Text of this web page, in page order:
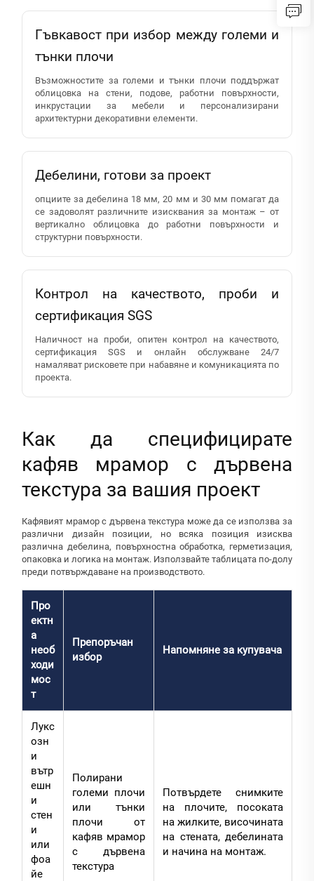
Гъвкавост при избор между големи и
тънки плочи
Възможностите за големи и тънки плочи поддържат
облицовка на стени, подове, работни повърхности,
инкрустации за мебели и персонализирани
архитектурни декоративни елементи.
Дебелини, готови за проект
опциите за дебелина 18 мм, 20 мм и 30 мм помагат да
се задоволят различните изисквания за монтаж – от
вертикално облицовка до работни повърхности и
структурни повърхности.
Контрол на качеството, проби и
сертификация SGS
Наличност на проби, опитен контрол на качеството,
сертификация SGS и онлайн обслужване 24/7
намаляват рисковете при набавяне и комуникацията по
проекта.
Как да специфицирате
кафяв мрамор с дървена
текстура за вашия проект
Кафявият мрамор с дървена текстура може да се използва за
различни дизайн позиции, но всяка позиция изисква
различна дебелина, повърхностна обработка, герметизация,
опаковка и логика на монтаж. Използвайте таблицата по-долу
преди потвърждаване на производството.
Про
ектн
а
необ
ходи
мос
т
Препоръчан
избор
Напомняне за купувача
Лукс
озн
и
вътр
ешн
и
стен
и
или
фоа
йе
Полирани
големи плочи
или тънки
плочи от
кафяв мрамор
с дървена
текстура
Потвърдете снимките
на плочите, посоката
на жилките, височината
на стената, дебелината
и начина на монтаж.